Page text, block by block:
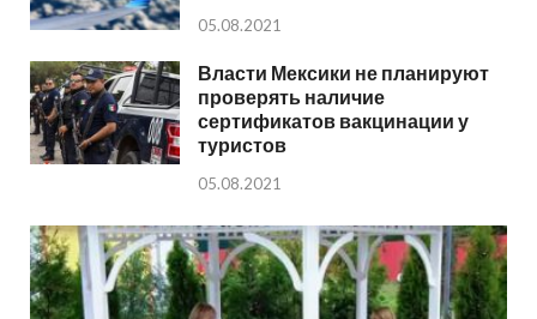
05.08.2021
Власти Мексики не планируют
проверять наличие
сертификатов вакцинации у
туристов
05.08.2021